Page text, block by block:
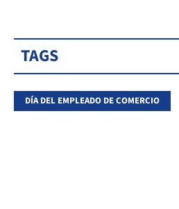
TAGS
DÍA DEL EMPLEADO DE COMERCIO